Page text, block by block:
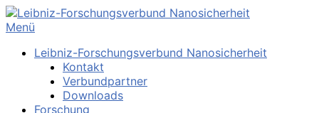
Zum
Inhalt
Menü
Leibniz-Forschungsverbund Nanosicherheit
Kontakt
Verbundpartner
Downloads
Forschung